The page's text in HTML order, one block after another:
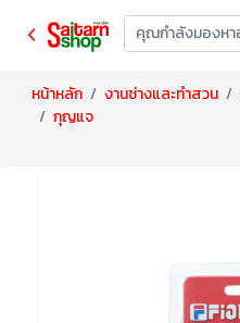
หน้าหลัก งานช่างและทำสวน
กุญแจ